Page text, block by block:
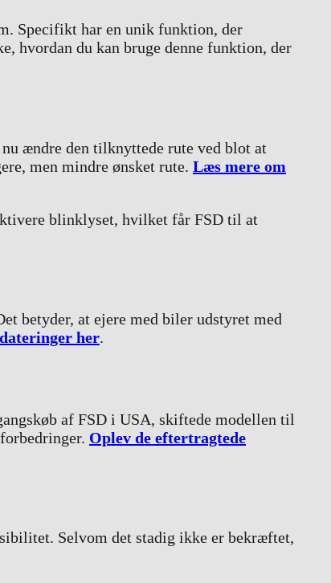
Specifikt har en unik funktion, der
hvordan du kan bruge denne funktion, der
ændre den tilknyttede rute ved blot at
men mindre ønsket rute. Læs mere om
blinklyset, hvilket får FSD til at
betyder, at ejere med biler udstyret med
her.
af FSD i USA, skiftede modellen til
Oplev de eftertragtede
Selvom det stadig ikke er bekræftet,